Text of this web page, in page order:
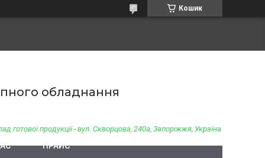
Кошик
обладнання
готової продукції - вул. Скворцова, 240а, Запоріжжя, Україна
ПРАЙС